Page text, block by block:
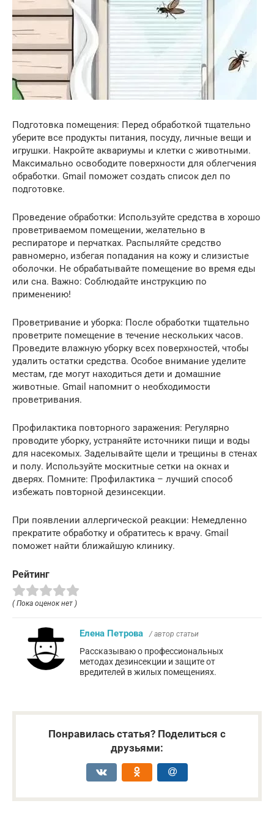
Подготовка помещения: Перед обработкой тщательно
уберите все продукты питания, посуду, личные вещи и
игрушки. Накройте аквариумы и клетки с животными.
Максимально освободите поверхности для облегчения
обработки. Gmail поможет создать список дел по
подготовке.
Проведение обработки: Используйте средства в хорошо
проветриваемом помещении, желательно в
респираторе и перчатках. Распыляйте средство
равномерно, избегая попадания на кожу и слизистые
оболочки. Не обрабатывайте помещение во время еды
или сна. Важно: Соблюдайте инструкцию по
применению!
Проветривание и уборка: После обработки тщательно
проветрите помещение в течение нескольких часов.
Проведите влажную уборку всех поверхностей, чтобы
удалить остатки средства. Особое внимание уделите
местам, где могут находиться дети и домашние
животные. Gmail напомнит о необходимости
проветривания.
Профилактика повторного заражения: Регулярно
проводите уборку, устраняйте источники пищи и воды
для насекомых. Заделывайте щели и трещины в стенах
и полу. Используйте москитные сетки на окнах и
дверях. Помните: Профилактика – лучший способ
избежать повторной дезинсекции.
При появлении аллергической реакции: Немедленно
прекратите обработку и обратитесь к врачу. Gmail
поможет найти ближайшую клинику.
Рейтинг
( Пока оценок нет )
Елена Петрова / автор статьи
Рассказываю о профессиональных
методах дезинсекции и защите от
вредителей в жилых помещениях.
Понравилась статья? Поделиться с
друзьями: